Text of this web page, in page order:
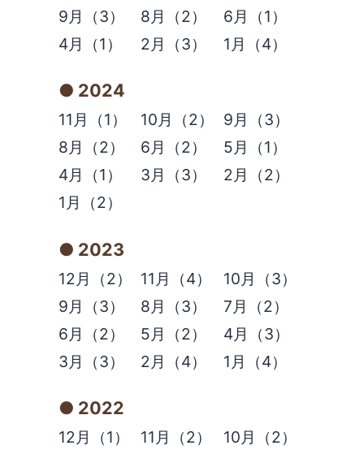
9月（3）
8月（2）
6月（1）
4月（1）
2月（3） 1月（4）
2024
11月（1） 10月（2）
9月（3）
8月（2）
6月（2）
5月（1）
4月（1）
3月（3）
2月（2）
1月（2）
2023
12月（2） 11月（4）
10月（3）
9月（3）
8月（3）
7月（2）
6月（2）
5月（2）
4月（3）
3月（3）
2月（4） 1月（4）
2022
12月（1） 11月（2）
10月（2）